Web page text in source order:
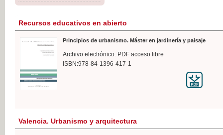
Recursos educativos en abierto
Principios de urbanismo. Máster en jardinería y paisaje
Archivo electrónico. PDF acceso libre
ISBN:978-84-1396-417-1
Valencia. Urbanismo y arquitectura